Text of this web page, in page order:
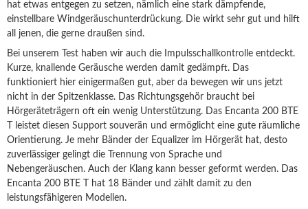
hat etwas entgegen zu setzen, nämlich eine stark dämpfende,
einstellbare Windgeräuschunterdrückung. Die wirkt sehr gut und hilft
all jenen, die gerne draußen sind.
Bei unserem Test haben wir auch die Impulsschallkontrolle entdeckt.
Kurze, knallende Geräusche werden damit gedämpft. Das
funktioniert hier einigermaßen gut, aber da bewegen wir uns jetzt
nicht in der Spitzenklasse. Das Richtungsgehör braucht bei
Hörgeräteträgern oft ein wenig Unterstützung. Das Encanta 200 BTE
T leistet diesen Support souverän und ermöglicht eine gute räumliche
Orientierung. Je mehr Bänder der Equalizer im Hörgerät hat, desto
zuverlässiger gelingt die Trennung von Sprache und
Nebengeräuschen. Auch der Klang kann besser geformt werden. Das
Encanta 200 BTE T hat 18 Bänder und zählt damit zu den
leistungsfähigeren Modellen.